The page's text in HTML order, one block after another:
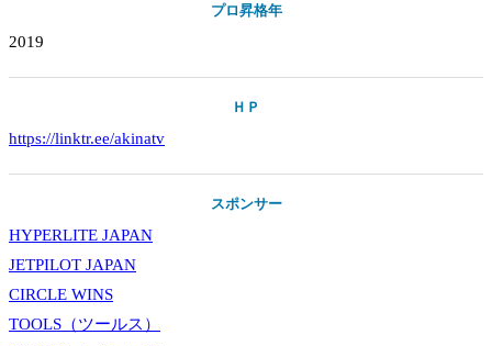
プロ昇格年
2019
ＨＰ
https://linktr.ee/akinatv
スポンサー
HYPERLITE JAPAN
JETPILOT JAPAN
CIRCLE WINS
TOOLS（ツールス）